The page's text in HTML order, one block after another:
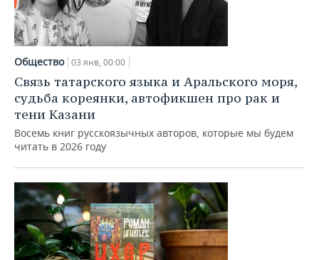
Общество 03 янв, 00:00
Связь татарского языка и Аральского моря,
судьба кореянки, автофикшен про рак и
тени Казани
Восемь книг русскоязычных авторов, которые мы будем
читать в 2026 году